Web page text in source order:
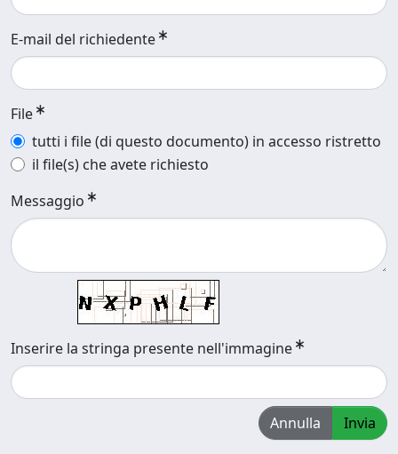
E-mail del richiedente
File
tutti i file (di questo documento) in accesso ristretto
il file(s) che avete richiesto
Messaggio
Inserire la stringa presente nell'immagine
Annulla Invia